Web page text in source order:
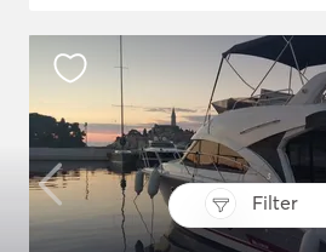
Filter